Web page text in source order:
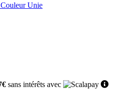
Unie
sans intérêts avec